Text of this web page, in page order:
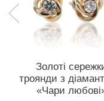
Золоті
троянди з
«Чари